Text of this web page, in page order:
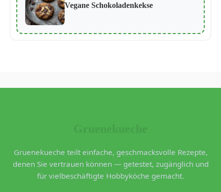
Vegane Schokoladenkekse
Gruenekueche teilt einfache, geschmacksvolle Rezepte,
denen Sie vertrauen können — getestet, zugänglich und
für vielbeschäftigte Hobbyköche gemacht.